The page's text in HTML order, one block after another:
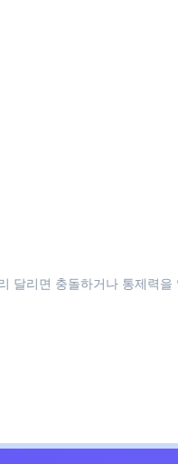
달리면 충돌하거나 통제력